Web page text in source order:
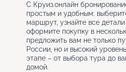
С Круиз.онлайн
простым и удобным:
маршрут, узнайте все
оформите покупку в
предложить вам не только
России, но и высокий
этапе – от выбора тура до
домой.